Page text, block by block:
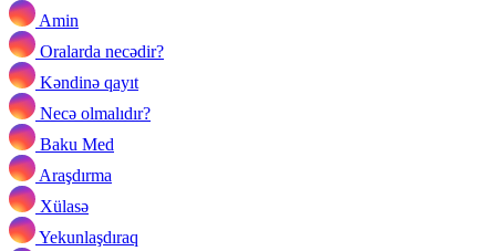
Amin
Oralarda necədir?
Kəndinə qayıt
Necə olmalıdır?
Baku Med
Araşdırma
Xülasə
Yekunlaşdıraq